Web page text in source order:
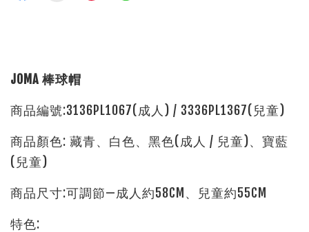
JOMA 棒球帽
商品編號:3136PL1067(成人) / 3336PL1367(兒童)
商品顏色: 藏青、白色、黑色(成人 / 兒童)、寶藍
(兒童)
商品尺寸:可調節—成人約58CM、兒童約55CM
特色: